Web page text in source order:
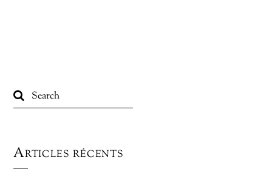
Articles récents